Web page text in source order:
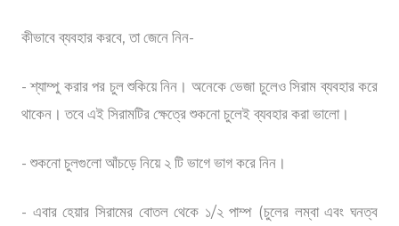
কীভাবে ব্যবহার করবে, তা জেনে নিন-
- শ্যাম্পু করার পর চুল শুকিয়ে নিন। অনেকে ভেজা চুলেও সিরাম ব্যবহার করে
থাকেন। তবে এই সিরামটির ক্ষেত্রে শুকনো চুলেই ব্যবহার করা ভালো।
- শুকনো চুলগুলো আঁচড়ে নিয়ে ২ টি ভাগে ভাগ করে নিন।
- এবার হেয়ার সিরামের বোতল থেকে ১/২ পাম্প (চুলের লম্বা এবং ঘনত্ব